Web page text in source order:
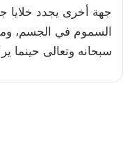
جهة أخرى يجدد خلايا
السموم في الجسم، ومن
سبحانه وتعالى حينما